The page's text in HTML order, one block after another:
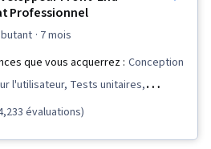
Professionnel
· 7 mois
que vous acquerrez : Conception
l'utilisateur, Tests unitaires,
du code, Visualisation des
évaluations)